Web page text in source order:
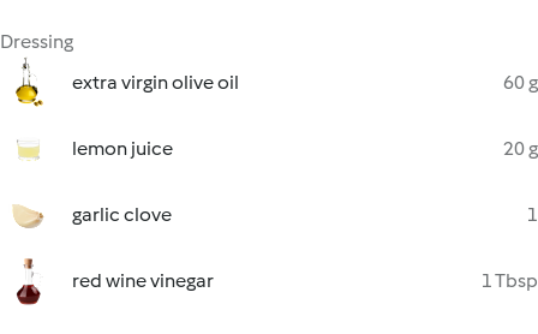
Dressing
extra virgin olive oil
60 g
lemon juice 20 g
garlic clove 1
red wine vinegar 1 Tbsp